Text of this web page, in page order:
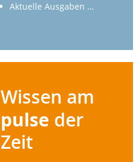
Aktuelle Ausgaben …
Wissen am
pulse der
Zeit